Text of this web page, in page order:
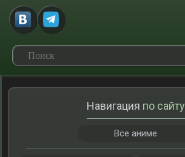
Навигация по сайту
Все аниме